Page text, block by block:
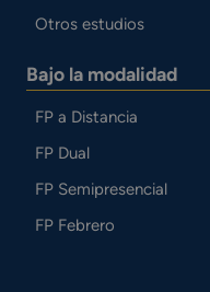
Otros estudios
Bajo la modalidad
FP a Distancia
FP Dual
FP Semipresencial
FP Febrero